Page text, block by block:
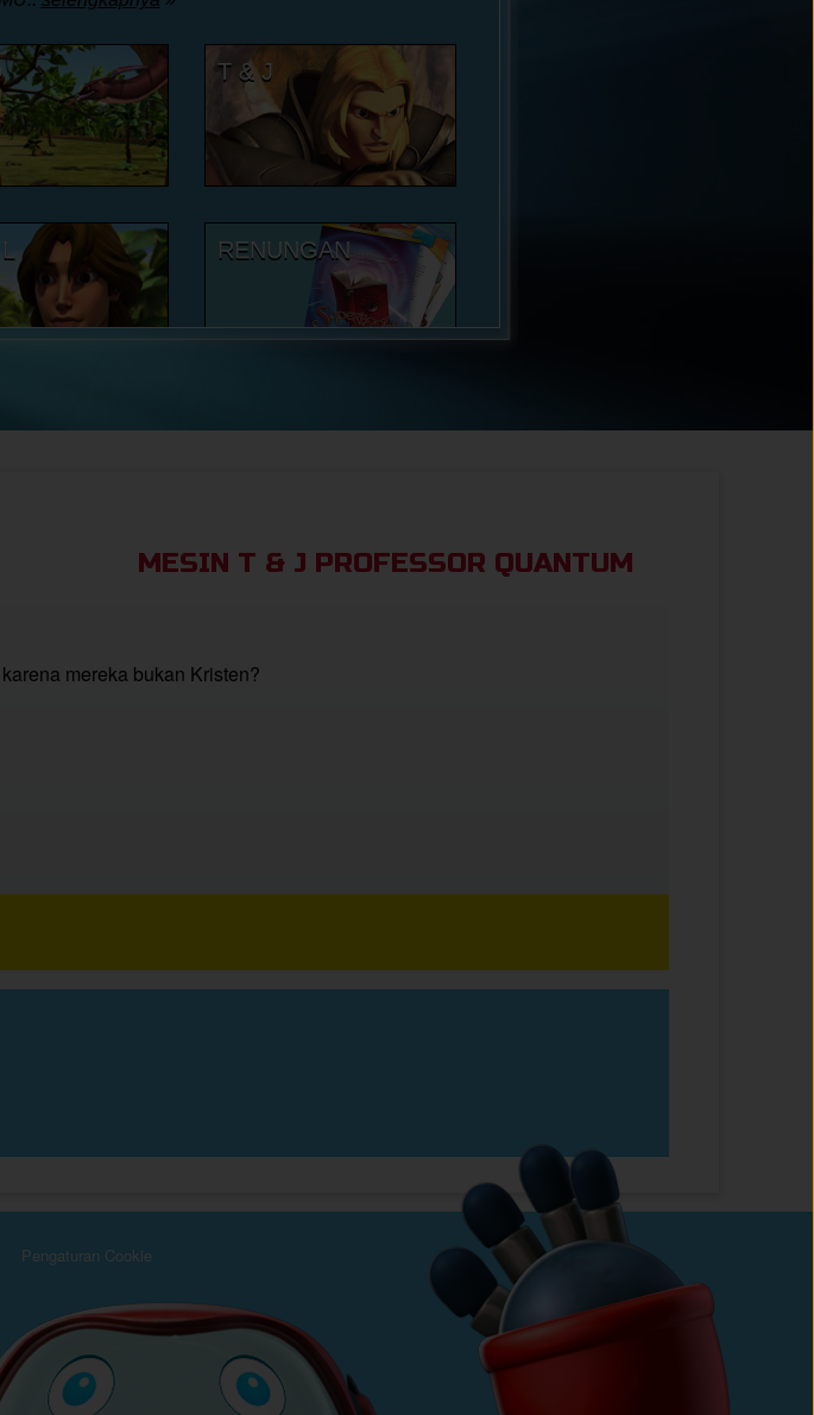
MESIN T & J PROFESSOR QUANTUM
mereka bukan Kristen?
Pengaturan Cookie